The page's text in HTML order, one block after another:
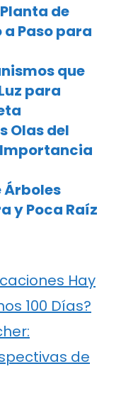
de
a Paso para
que
para
Olas del
Importancia
Árboles
y Poca Raíz
Hay
100 Días?
de